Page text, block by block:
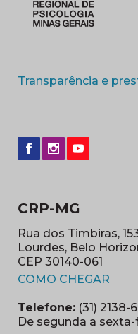
Transparência e
CRP-MG
Rua dos Timbiras,
Lourdes, Belo
CEP 30140-061
COMO CHEGAR
Telefone: (31) 2138-
De segunda a sexta-